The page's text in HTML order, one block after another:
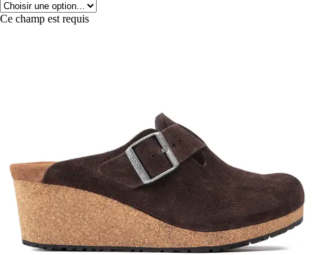
Ce champ est requis